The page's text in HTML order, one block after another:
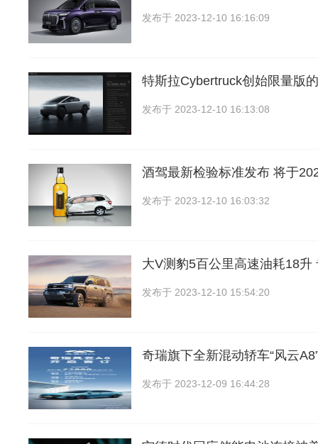
发布于 2023-12-10 16:16:09
特斯拉Cybertruck创始限量版
发布于 2023-12-10 16:13:08
酒驾最新检验标准发布 将于
发布于 2023-12-10 16:03:32
大V测豹5百公里高速油耗18升
发布于 2023-12-10 15:54:20
奇瑞旗下全新混动轿车“风云
发布于 2023-12-09 16:44:28